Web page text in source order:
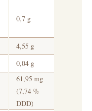
0,7 g
4,55 g
0,04 g
61,95 mg
(7,74 %
DDD)